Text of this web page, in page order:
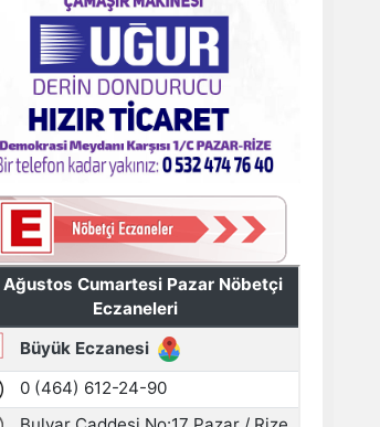
AYDER'E BAKANLIK KORUMASI